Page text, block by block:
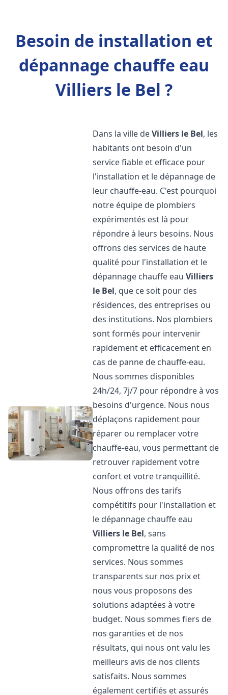
Besoin de installation et
dépannage chauffe eau
Villiers le Bel ?
Dans la ville deVilliers le Bel, les
habitants ont besoin d'un
service fiable et efficace pour
l'installation et le dépannage de
leur chauffe-eau. C'est pourquoi
notre équipe de plombiers
expérimentés est là pour
répondre à leurs besoins. Nous
offrons des services de haute
qualité pour l'installation et le
dépannage chauffe eauVilliers
le Bel, que ce soit pour des
résidences, des entreprises ou
des institutions. Nos plombiers
sont formés pour intervenir
rapidement et efficacement en
cas de panne de chauffe-eau.
Nous sommes disponibles
24h/24, 7j/7 pour répondre à vos
besoins d'urgence. Nous nous
déplaçons rapidement pour
réparer ou remplacer votre
chauffe-eau, vous permettant de
retrouver rapidement votre
confort et votre tranquillité.
Nous offrons des tarifs
compétitifs pour l'installation et
le dépannage chauffe eau
Villiers le Bel, sans
compromettre la qualité de nos
services. Nous sommes
transparents sur nos prix et
nous vous proposons des
solutions adaptées à votre
budget. Nous sommes fiers de
nos garanties et de nos
résultats, qui nous ont valu les
meilleurs avis de nos clients
satisfaits. Nous sommes
également certifiés et assurés